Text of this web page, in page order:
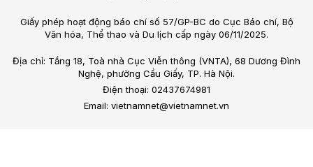
Giấy phép hoạt động báo chí số 57/GP-BC do Cục Báo chí, Bộ
Văn hóa, Thể thao và Du lịch cấp ngày 06/11/2025.
Địa chỉ: Tầng 18, Toà nhà Cục Viễn thông (VNTA), 68 Dương Đình
Nghệ, phường Cầu Giấy, TP. Hà Nội.
Điện thoại: 02437674981
Email: vietnamnet@vietnamnet.vn